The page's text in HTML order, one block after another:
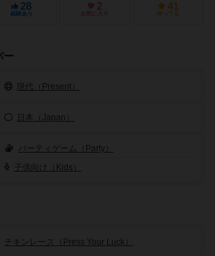
28
経験あり
2
お気に入り
41
持ってる
ー
現代（Present）
日本（Japan）
パーティゲーム（Party）
子供向け（Kids）
チキンレース（Press Your Luck）